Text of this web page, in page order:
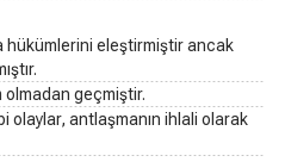
hükümlerini eleştirmiştir ancak
olmadan geçmiştir.
olaylar, antlaşmanın ihlali olarak